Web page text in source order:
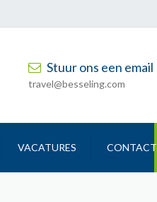
Stuur ons een email
travel@besseling.com
VACATURES CONTACT